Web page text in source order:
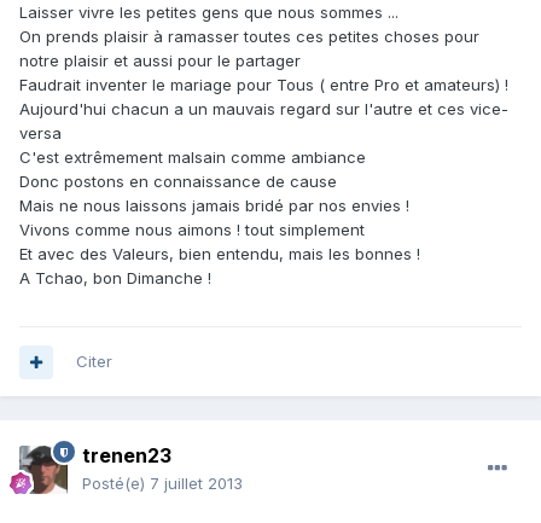
Laisser vivre les petites gens que nous sommes ...
On prends plaisir à ramasser toutes ces petites choses pour
notre plaisir et aussi pour le partager
Faudrait inventer le mariage pour Tous ( entre Pro et amateurs) !
Aujourd'hui chacun a un mauvais regard sur l'autre et ces vice-
versa
C'est extrêmement malsain comme ambiance
Donc postons en connaissance de cause
Mais ne nous laissons jamais bridé par nos envies !
Vivons comme nous aimons ! tout simplement
Et avec des Valeurs, bien entendu, mais les bonnes !
A Tchao, bon Dimanche !
Citer
trenen23
Posté(e) 7 juillet 2013